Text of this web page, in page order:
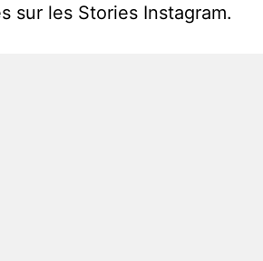
sur les Stories Instagram.